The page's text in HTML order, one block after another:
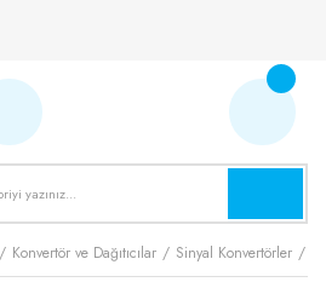
Konvertör ve Dağıtıcılar Sinyal Konvertörler